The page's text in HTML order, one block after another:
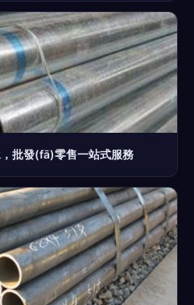
批發(fā)零售一站式服務